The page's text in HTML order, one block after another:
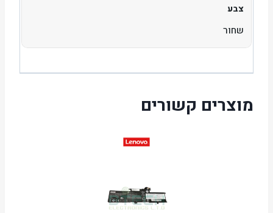
צבע
שחור
מוצרים קשורים